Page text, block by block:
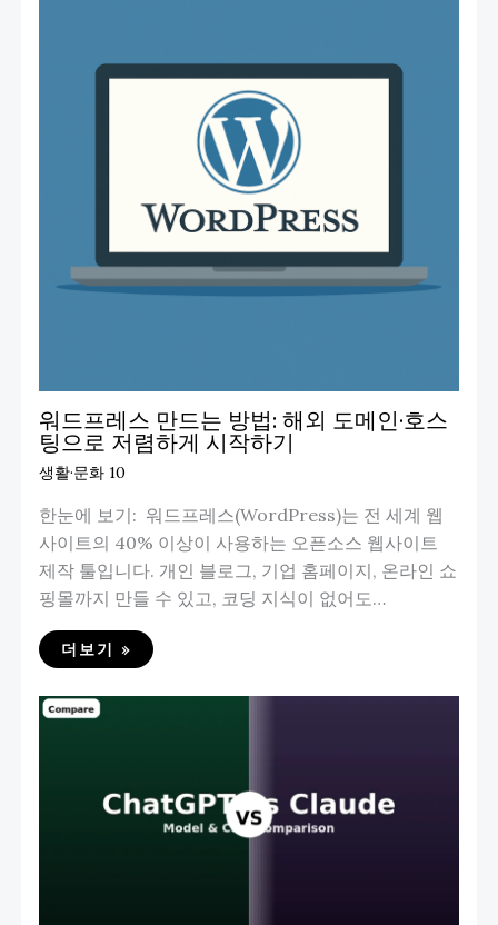
워드프레스 만드는 방법: 해외 도메인·호스
팅으로 저렴하게 시작하기
생활·문화 10
한눈에 보기: 워드프레스(WordPress)는 전 세계 웹
사이트의 40% 이상이 사용하는 오픈소스 웹사이트
제작 툴입니다. 개인 블로그, 기업 홈페이지, 온라인 쇼
핑몰까지 만들 수 있고, 코딩 지식이 없어도…
더보기 »